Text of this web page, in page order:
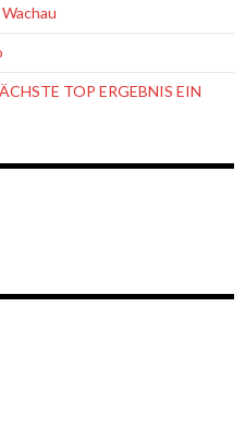
TOP ERGEBNIS EIN